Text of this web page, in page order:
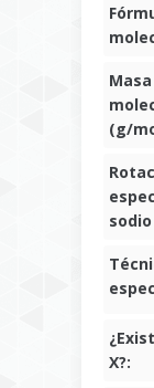
Masa
(g/
sodio
X?: